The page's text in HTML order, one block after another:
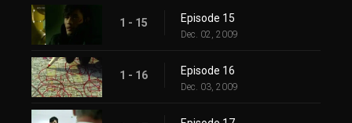
1 - 15 Episode 15
Dec. 02, 2009
1 - 16 Episode 16
Dec. 03, 2009